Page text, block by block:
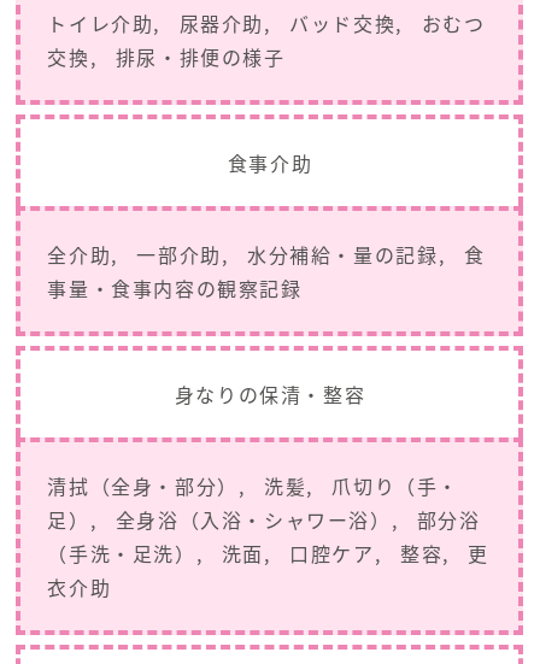
トイレ介助 尿器介助 バッド交換
おむつ
交換
排尿・排便の様子
食事介助
全介助 一部介助 水分補給・量の記録
食
事量・食事内容の観察記録
身なりの保清・整容
清拭（全身・部分） 洗髪
爪切り（手・
足）
全身浴（入浴・シャワー浴）
部分浴
（手洗・足洗）
洗面 口腔ケア 整容
更
衣介助